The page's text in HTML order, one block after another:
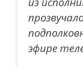
эфире